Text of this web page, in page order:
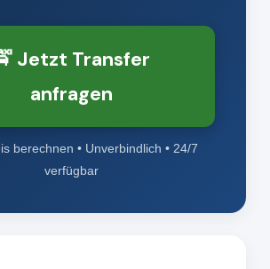
Jetzt Transfer
anfragen
berechnen • Unverbindlich • 24/7
verfügbar